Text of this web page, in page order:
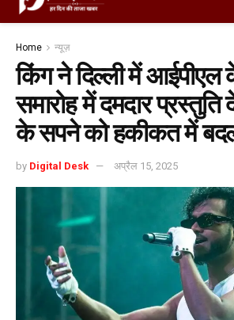
Home न्यूज़
किंग ने दिल्ली में
समारोह में दमदार
के सपने को हकीकत में
by Digital Desk अप्रैल 15, 2025